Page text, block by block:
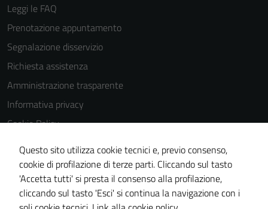
Leggi le FAQ
Prenotazione appuntamento
Segnalazione disservizio
Richiesta assistenza
Amministrazione trasparente
Informativa privacy
Cookie Policy
Dichiarazione di accessibilità
Piano di miglioramento del sito
Meccanismo di feedback
Questo sito utilizza cookie tecnici e, previo consenso,
cookie di profilazione di terze parti. Cliccando sul tasto
'Accetta tutti' si presta il consenso alla profilazione,
cliccando sul tasto 'Esci' si continua la navigazione con i